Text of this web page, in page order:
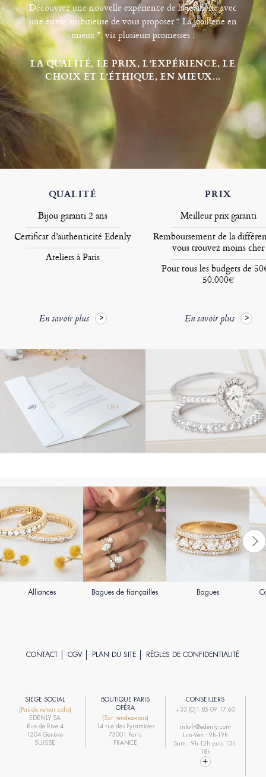
Découvrez une nouvelle expérience de la joaillerie avec
une envie ambitieuse de vous proposer “ La joaillerie en
mieux ”, via plusieurs promesses :
LA QUALITÉ, LE PRIX, L’EXPÉRIENCE, LE
CHOIX ET L’ÉTHIQUE, EN MIEUX...
QUALITÉ
Bijou garanti 2 ans
Certificat d’authenticité Edenly
Ateliers à Paris
En savoir plus
PRIX
Meilleur prix garanti
Remboursement de la
vous trouvez moins cher
Pour tous les budgets de
50.000€
En savoir plus
Alliances Bagues de fiançailles Bagues
CONTACT CGV PLAN DU SITE RÈGLES DE CONFIDENTIALITÉ
SIÈGE SOCIAL
(Pas de retour colis)
EDENLY SA
Rue de Rive 4
1204 Genève
SUISSE
BOUTIQUE PARIS
OPÉRA
(Sur rendez-vous)
14 rue des Pyramides
75001 Paris
FRANCE
CONSEILLERS
+33 (0)1 85 09 17 60
info-fr@edenly.com
Lun-Ven : 9h-19h
Sam : 9h-12h puis 13h-
18h